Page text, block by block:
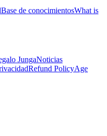
Base de conocimientosWhat is
JungaNoticias
Refund PolicyAge